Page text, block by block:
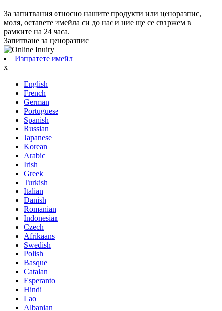
За запитвания относно нашите продукти или ценоразпис,
моля, оставете имейла си до нас и ние ще се свържем в
рамките на 24 часа.
Запитване за ценоразпис
Изпратете имейл
x
English
French
German
Portuguese
Spanish
Russian
Japanese
Korean
Arabic
Irish
Greek
Turkish
Italian
Danish
Romanian
Indonesian
Czech
Afrikaans
Swedish
Polish
Basque
Catalan
Esperanto
Hindi
Lao
Albanian